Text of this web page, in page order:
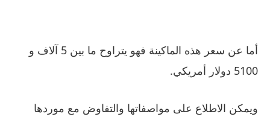
أما عن سعر هذه الماكينة فهو يتراوح ما بين 5 آلاف و
5100 دولار أمريكي.
ويمكن الاطلاع على مواصفاتها والتفاوض مع موردها